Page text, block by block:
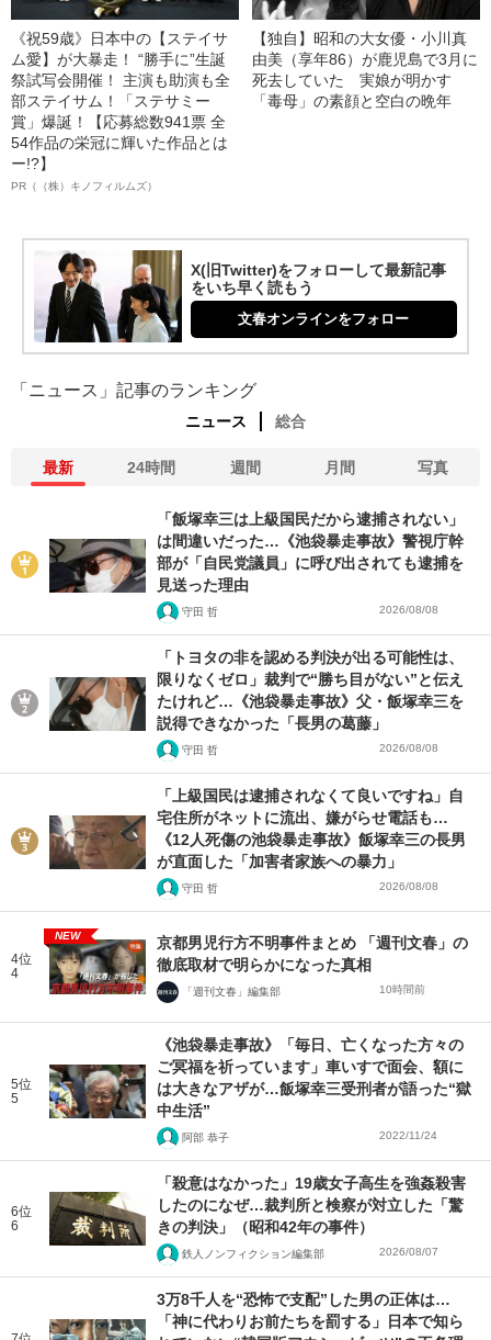
《祝59歳》日本中の【ステイサ
ム愛】が大暴走！ “勝手に”生誕
祭試写会開催！ 主演も助演も全
部ステイサム！「ステサミー
賞」爆誕！【応募総数941票 全
54作品の栄冠に輝いた作品とは
ー!?】
PR（（株）キノフィルムズ）
【独自】昭和の大女優・小川真
由美（享年86）が鹿児島で3月に
死去していた 実娘が明かす
「毒母」の素顔と空白の晩年
X(旧Twitter)をフォローして最新記事
をいち早く読もう
文春オンラインをフォロー
「ニュース」記事のランキング
ニュース 総合
最新 24時間 週間 月間 写真
「飯塚幸三は上級国民だから逮捕されない」
は間違いだった…《池袋暴走事故》警視庁幹
部が「自民党議員」に呼び出されても逮捕を
見送った理由
守田 哲 2026/08/08
「トヨタの非を認める判決が出る可能性は、
限りなくゼロ」裁判で“勝ち目がない”と伝え
たけれど…《池袋暴走事故》父・飯塚幸三を
説得できなかった「長男の葛藤」
守田 哲 2026/08/08
「上級国民は逮捕されなくて良いですね」自
宅住所がネットに流出、嫌がらせ電話も…
《12人死傷の池袋暴走事故》飯塚幸三の長男
が直面した「加害者家族への暴力」
守田 哲 2026/08/08
4位
4
NEW
京都男児行方不明事件まとめ 「週刊文春」の
徹底取材で明らかになった真相
「週刊文春」編集部 10時間前
5位
5
《池袋暴走事故》「毎日、亡くなった方々の
ご冥福を祈っています」車いすで面会、額に
は大きなアザが…飯塚幸三受刑者が語った“獄
中生活”
阿部 恭子 2022/11/24
6位
6
「殺意はなかった」19歳女子高生を強姦殺害
したのになぜ…裁判所と検察が対立した「驚
きの判決」（昭和42年の事件）
鉄人ノンフィクション編集部 2026/08/07
3万8千人を“恐怖で支配”した男の正体は…
「神に代わりお前たちを罰する」日本で知ら